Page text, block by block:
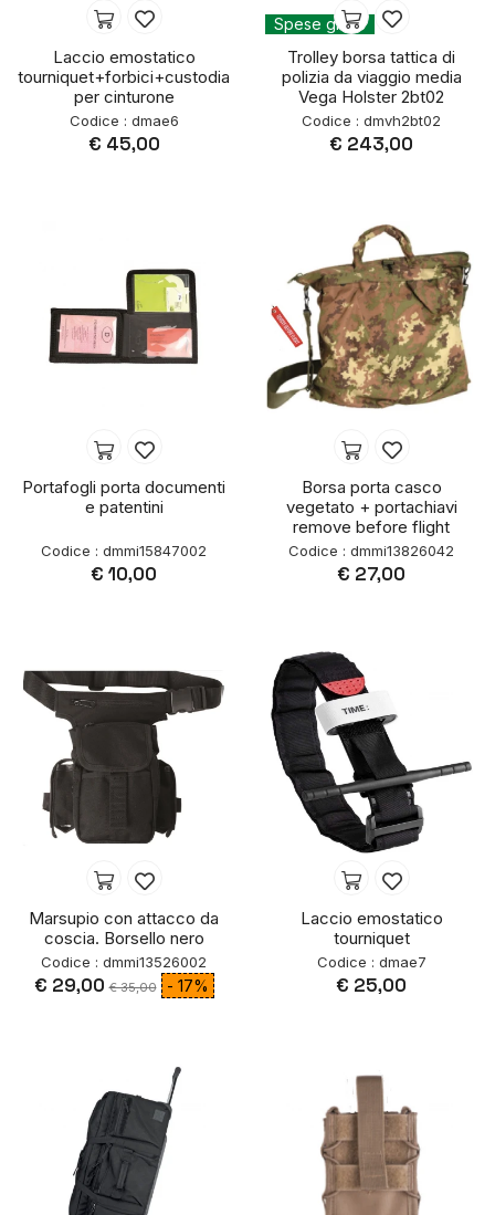
Laccio emostatico
tourniquet+forbici+custodia
per cinturone
Codice : dmae6
€ 45,00
Spese gratis
Trolley borsa tattica di
polizia da viaggio media
Vega Holster 2bt02
Codice : dmvh2bt02
€ 243,00
Portafogli porta documenti
e patentini
Codice : dmmi15847002
€ 10,00
Borsa porta casco
vegetato + portachiavi
remove before flight
Codice : dmmi13826042
€ 27,00
Marsupio con attacco da
coscia. Borsello nero
Codice : dmmi13526002
€ 29,00 € 35,00 - 17%
Laccio emostatico
tourniquet
Codice : dmae7
€ 25,00